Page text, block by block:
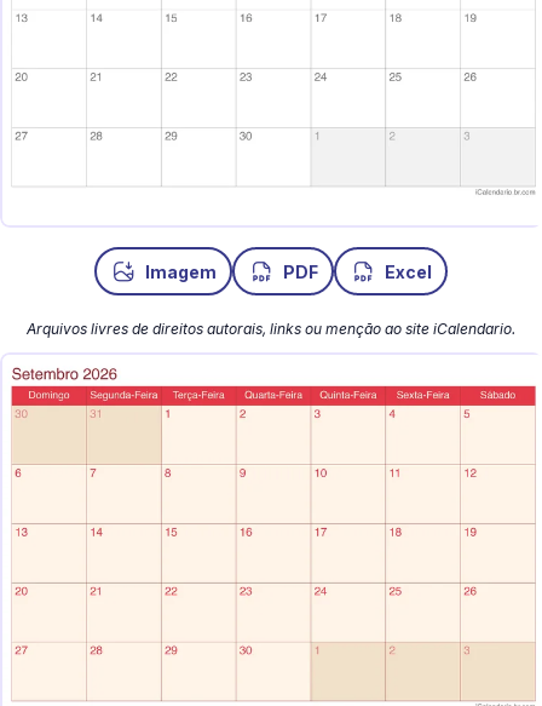
Imagem PDF Excel
Arquivos livres de direitos autorais, links ou menção ao site iCalendario.